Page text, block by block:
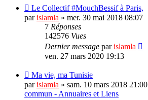
Le Collectif #MouchBessif à Paris,
parislamla » mer. 30 mai 2018 08:07
7 Réponses
142576 Vues
Dernier message parislamla
ven. 27 mars 2020 19:13
Ma vie, ma Tunisie
parislamla » sam. 10 mars 2018 21:00
commun - Annuaires et Liens